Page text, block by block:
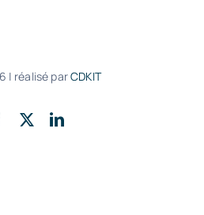
| réalisé parCDKIT